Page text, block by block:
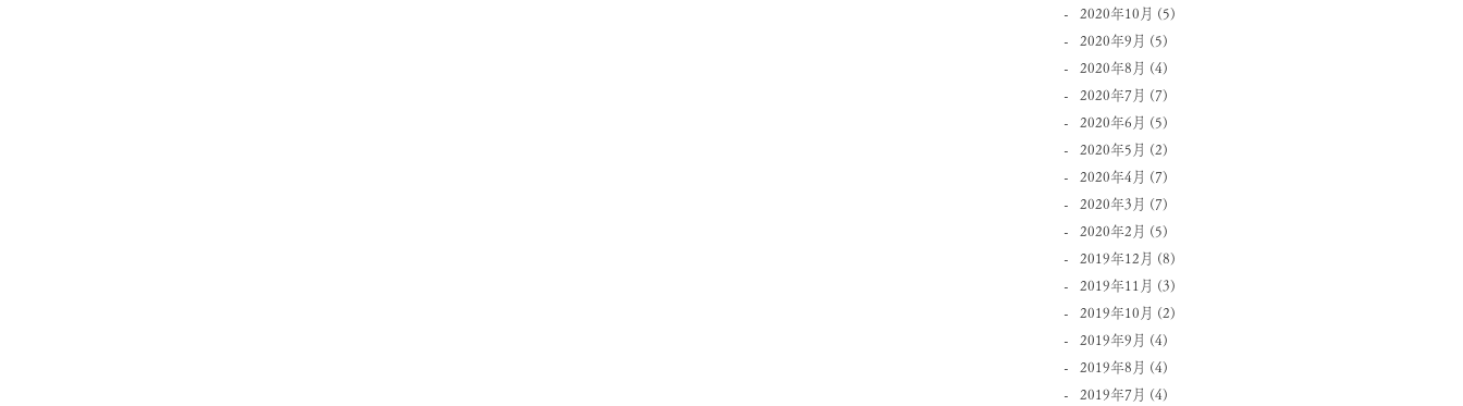
2020年10月 (5)
2020年9月 (5)
2020年8月 (4)
2020年7月 (7)
2020年6月 (5)
2020年5月 (2)
2020年4月 (7)
2020年3月 (7)
2020年2月 (5)
2019年12月 (8)
2019年11月 (3)
2019年10月 (2)
2019年9月 (4)
2019年8月 (4)
2019年7月 (4)